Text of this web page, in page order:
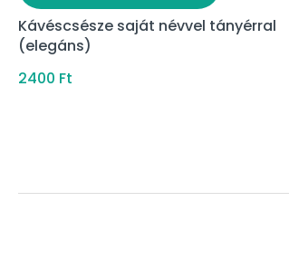
Kávéscsésze saját névvel tányérral
(elegáns)
2400 Ft